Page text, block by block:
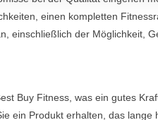
einen kompletten
einschließlich der Möglichkeit,
Buy Fitness, was ein gutes
ein Produkt erhalten, das lange